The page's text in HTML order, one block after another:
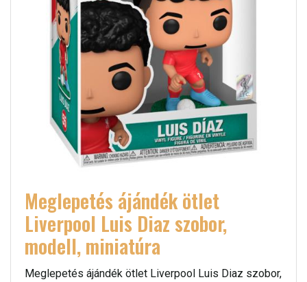
Meglepetés ájándék ötlet
Liverpool Luis Diaz szobor,
modell, miniatúra
Meglepetés ájándék ötlet Liverpool Luis Diaz szobor,